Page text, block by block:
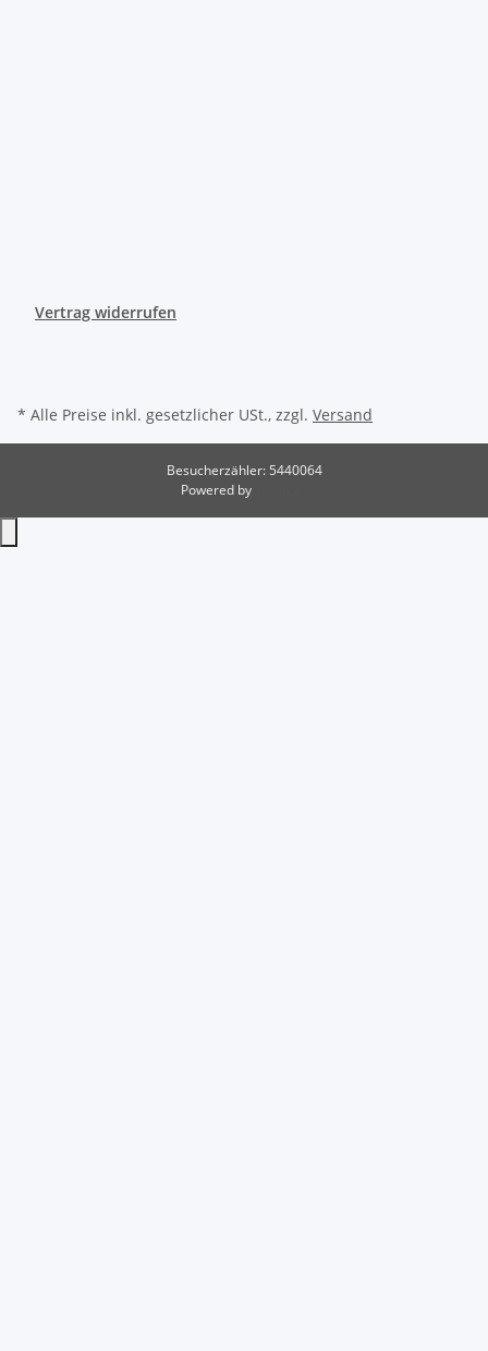
Vertrag widerrufen
* Alle Preise inkl. gesetzlicher USt., zzgl. Versand
Besucherzähler: 5440064
Powered by